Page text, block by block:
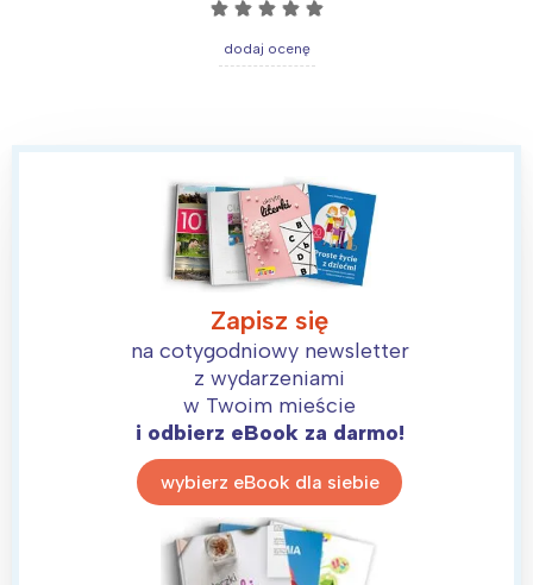
☆ ☆ ☆ ☆ ☆
dodaj ocenę
Zapisz się
na cotygodniowy newsletter
z wydarzeniami
w Twoim mieście
i odbierz eBook za darmo!
wybierz eBook dla siebie
Interesują mnie wydarzenia z
tego regionu:
Trójmiasto
Wrocław
Południe
Północ
Wszystkie
Wybieram